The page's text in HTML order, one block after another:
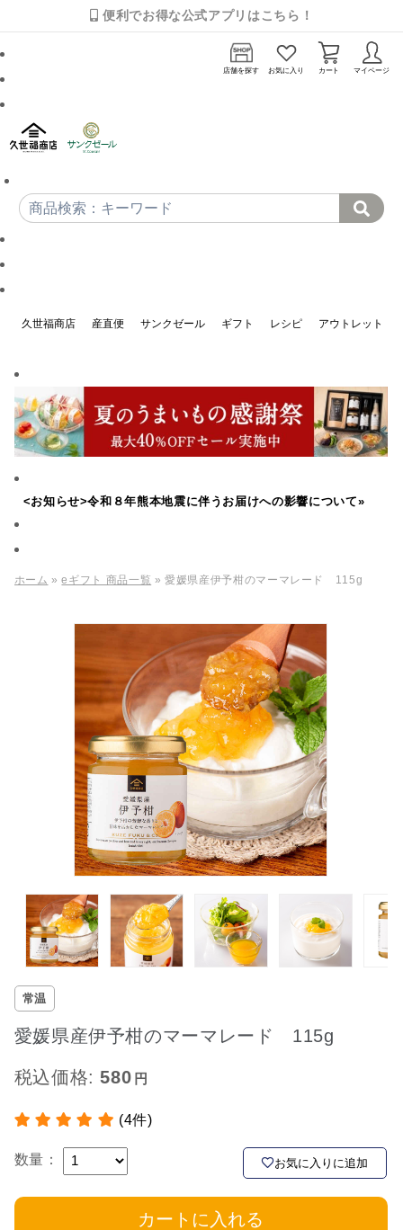
便利でお得な公式アプリはこちら！
店舗を探す お気に入り カート マイページ
久世福商店 産直便 サンクゼール ギフト レシピ アウトレット
<お知らせ>令和８年熊本地震に伴うお届けへの影響について»
ホーム »eギフト 商品一覧 » 愛媛県産伊予柑のマーマレード 115g
常温
愛媛県産伊予柑のマーマレード 115g
税込価格:580
(4件)
数量： お気に入りに追加
カートに入れる